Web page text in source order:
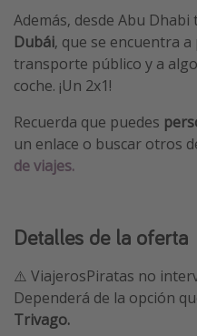
Además, desde Abu
Dubái, que se encuentra
transporte público y a
coche. ¡Un 2x1!
Recuerda que puedes
un enlace o buscar otros
de viajes.
Detalles de la oferta
⚠️ ViajerosPiratas no
Dependerá de la opción
Trivago.